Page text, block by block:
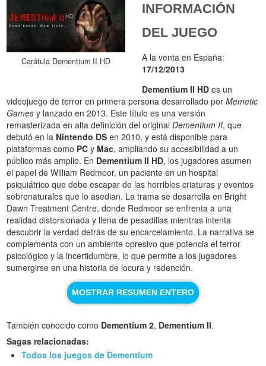
Carátula Dementium II HD
INFORMACIÓN
DEL JUEGO
A la venta en España:
17/12/2013
Dementium II HD es un
videojuego de terror en primera persona desarrollado porMemetic
Games y lanzado en 2013. Este título es una versión
remasterizada en alta definición del originalDementium II, que
debutó en la Nintendo DS en 2010, y está disponible para
plataformas como PC y Mac, ampliando su accesibilidad a un
público más amplio. En Dementium II HD, los jugadores asumen
el papel de William Redmoor, un paciente en un hospital
psiquiátrico que debe escapar de las horribles criaturas y eventos
sobrenaturales que lo asedian. La trama se desarrolla en Bright
Dawn Treatment Centre, donde Redmoor se enfrenta a una
realidad distorsionada y llena de pesadillas mientras intenta
descubrir la verdad detrás de su encarcelamiento. La narrativa se
complementa con un ambiente opresivo que potencia el terror
psicológico y la incertidumbre, lo que permite a los jugadores
sumergirse en una historia de locura y redención.
MOSTRAR RESUMEN ENTERO
También conocido como Dementium 2, Dementium II.
Sagas relacionadas:
Todos los juegos de Dementium